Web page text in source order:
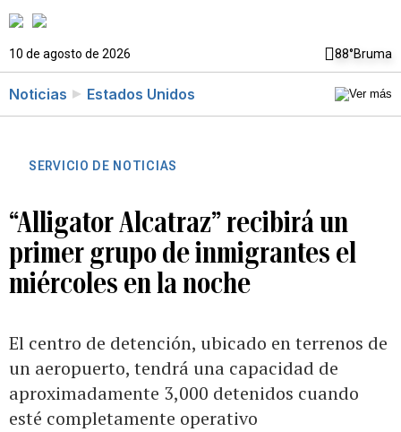
10 de agosto de 2026 88°Bruma
Noticias Estados Unidos
SERVICIO DE NOTICIAS
“Alligator Alcatraz” recibirá un
primer grupo de inmigrantes el
miércoles en la noche
El centro de detención, ubicado en terrenos de
un aeropuerto, tendrá una capacidad de
aproximadamente 3,000 detenidos cuando
esté completamente operativo